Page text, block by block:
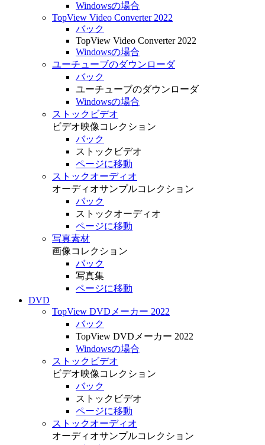
Windowsの場合
TopView Video Converter 2022
バック
TopView Video Converter 2022
Windowsの場合
ユーチューブのダウンローダ
バック
ユーチューブのダウンローダ
Windowsの場合
ストックビデオ
ビデオ映像コレクション
バック
ストックビデオ
ページに移動
ストックオーディオ
オーディオサンプルコレクション
バック
ストックオーディオ
ページに移動
写真素材
画像コレクション
バック
写真集
ページに移動
DVD
TopView DVDメーカー 2022
バック
TopView DVDメーカー 2022
Windowsの場合
ストックビデオ
ビデオ映像コレクション
バック
ストックビデオ
ページに移動
ストックオーディオ
オーディオサンプルコレクション